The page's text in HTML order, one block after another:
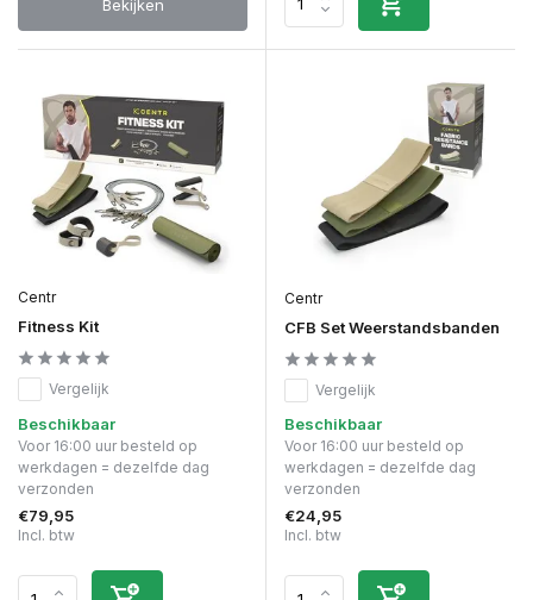
Bekijken
Centr
Fitness Kit
Vergelijk
Beschikbaar
Voor 16:00 uur besteld op
werkdagen = dezelfde dag
verzonden
€79,95
Incl. btw
Centr
CFB Set Weerstandsbanden
Vergelijk
Beschikbaar
Voor 16:00 uur besteld op
werkdagen = dezelfde dag
verzonden
€24,95
Incl. btw